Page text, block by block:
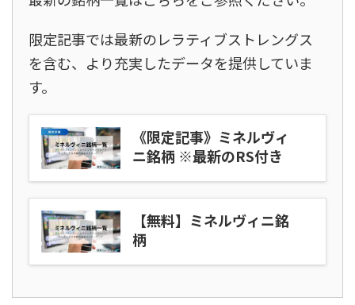
限定記事では最新のレラティブストレングス
を含む、より充実したデータを提供していま
す。
《限定記事》ミネルヴィ
ニ銘柄 ※最新のRS付き
【無料】ミネルヴィニ銘
柄